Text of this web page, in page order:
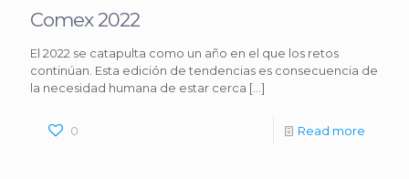
Comex 2022
El 2022 se catapulta como un año en el que los retos
continúan. Esta edición de tendencias es consecuencia de
la necesidad humana de estar cerca […]
0 Read more